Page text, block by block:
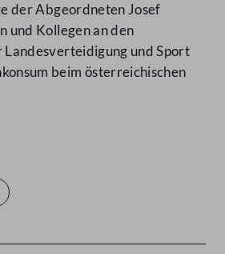
der Abgeordneten Josef
und Kollegen an den
und Sport
beim österreichischen